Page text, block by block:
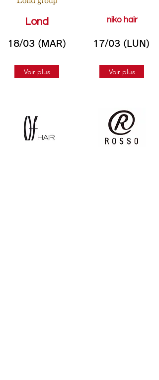
Lond
18/03 (MAR)
Voir plus
niko hair
17/03 (LUN)
Voir plus